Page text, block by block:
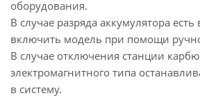
оборудования.
В случае разряда аккумулятора
включить модель при помощи
В случае отключения станции
электромагнитного типа
в систему.